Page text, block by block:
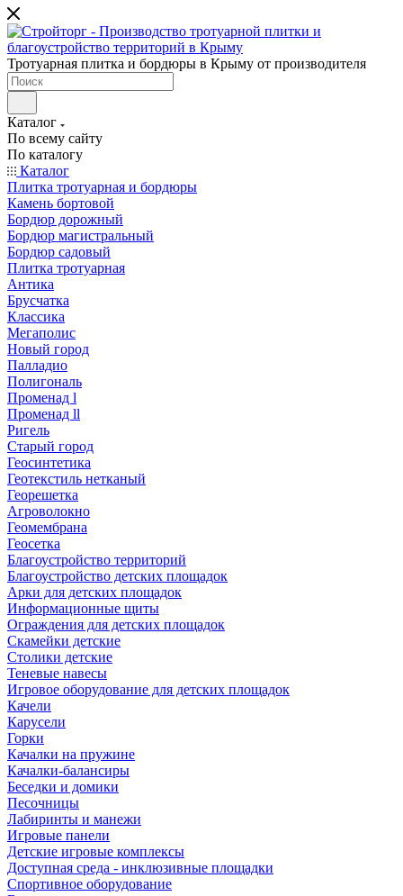
Тротуарная плитка и бордюры в Крыму от производителя
Каталог
По всему сайту
По каталогу
Каталог
Плитка тротуарная и бордюры
Камень бортовой
Бордюр дорожный
Бордюр магистральный
Бордюр садовый
Плитка тротуарная
Антика
Брусчатка
Классика
Мегаполис
Новый город
Палладио
Полигональ
Променад l
Променад ll
Ригель
Старый город
Геосинтетика
Геотекстиль нетканый
Георешетка
Агроволокно
Геомембрана
Геосетка
Благоустройство территорий
Благоустройство детских площадок
Арки для детских площадок
Информационные щиты
Ограждения для детских площадок
Скамейки детские
Столики детские
Теневые навесы
Игровое оборудование для детских площадок
Качели
Карусели
Горки
Качалки на пружине
Качалки-балансиры
Беседки и домики
Песочницы
Лабиринты и манежи
Игровые панели
Детские игровые комплексы
Доступная среда - инклюзивные площадки
Спортивное оборудование